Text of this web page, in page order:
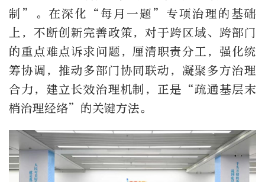
制”。在深化“每月一题”专项治理的基础
上，不断创新完善政策，对于跨区域、跨部门
的重点难点诉求问题，厘清职责分工，强化统
筹协调，推动多部门协同联动，凝聚多方治理
合力，建立长效治理机制，正是“疏通基层末
梢治理经络”的关键方法。